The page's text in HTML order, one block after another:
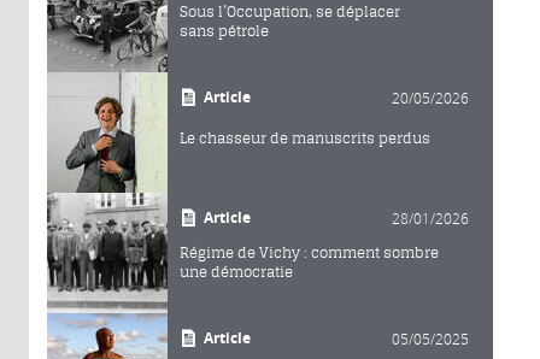
Sous l’Occupation, se déplacer
sans pétrole
Article 20/05/2026
Le chasseur de manuscrits perdus
Article 28/01/2026
Régime de Vichy : comment sombre
une démocratie
Article 05/05/2025